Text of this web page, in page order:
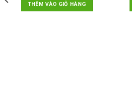
là:
3,000,000₫.
tại
là:
THÊM VÀO GIỎ HÀNG